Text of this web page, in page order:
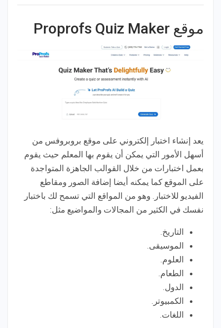
موقع Proprofs Quiz Maker
يعد إنشاء اختبار إلكتروني على موقع بروبروفس من
أسهل الأمور التي يمكن أن يقوم بها المعلم حيث يقوم
بعمل اختبارات من خلال القوالب الجاهزة المتواجدة
على الموقع كما يمكنه أيضا إضافة الصور ومقاطع
الفيديو للاختبار. وهو من المواقع التي تسمح لك باختبار
نفسك في الكثير من المجالات والمواضيع مثل:
التاريخ.
الموسيقى.
العلوم.
الطعام.
الدول.
الكمبيوتر.
اللغات.